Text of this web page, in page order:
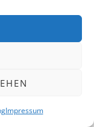
Impressum